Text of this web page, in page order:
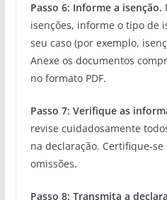
Passo 6: Informe a isenção.
isenções, informe o tipo de
seu caso (por exemplo,
Anexe os documentos
no formato PDF.
Passo 7: Verifique as
revise cuidadosamente
na declaração. Certifique-
omissões.
Passo 8: Transmita a